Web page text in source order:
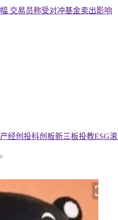
产经创投科创板新三板投教ESG